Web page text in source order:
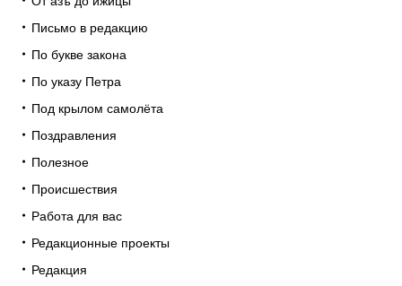
Письмо в редакцию
По букве закона
По указу Петра
Под крылом самолёта
Поздравления
Полезное
Происшествия
Работа для вас
Редакционные проекты
Редакция